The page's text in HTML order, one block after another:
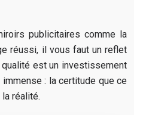
publicitaires comme la
réussi, il vous faut un reflet
est un investissement
: la certitude que ce
réalité.